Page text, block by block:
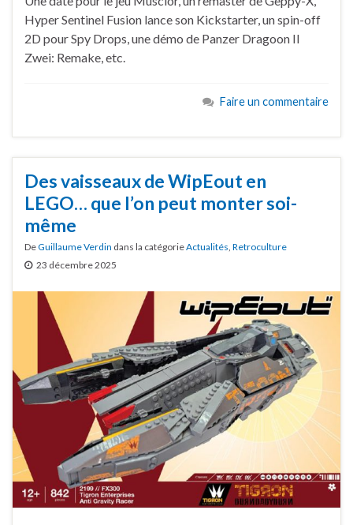
Hyper Sentinel Fusion lance son Kickstarter, un spin-off
2D pour Spy Drops, une démo de Panzer Dragoon II
Zwei: Remake, etc.
Faire un commentaire
Des vaisseaux de WipEout en
LEGO… que l’on peut monter soi-
même
DeGuillaume Verdin dans la catégorieActualités, Retroculture
23 décembre 2025